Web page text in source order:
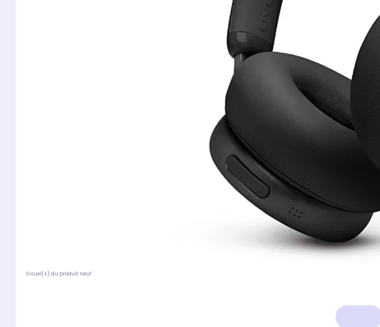
Visuel(s) du produit neuf